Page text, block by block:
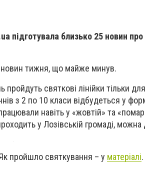
підготувала близько 25 новин про
новин тижня, що майже минув.
святкові лінійки тільки
з 2 по 10 класи відбудеться у
навіть у «жовтій» та
у Лозівській громаді, можна
пройшло святкування – у матеріалі